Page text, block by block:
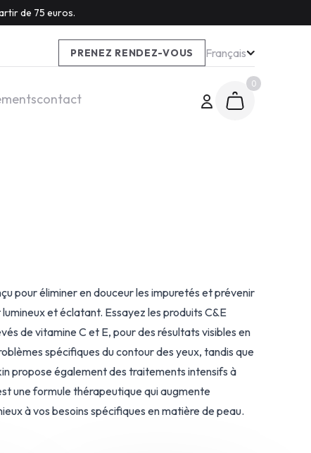
de 75 euros.
PRENEZ RENDEZ-VOUS Français
contact
0
pour éliminer en douceur les impuretés et prévenir
et éclatant. Essayez les produits C&E
de vitamine C et E, pour des résultats visibles en
spécifiques du contour des yeux, tandis que
propose également des traitements intensifs à
une formule thérapeutique qui augmente
à vos besoins spécifiques en matière de peau.